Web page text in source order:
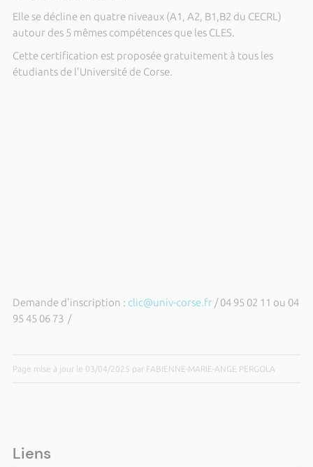
Elle se décline en quatre niveaux (A1, A2, B1,B2 du CECRL)
autour des 5 mêmes compétences que les CLES.
Cette certification est proposée gratuitement à tous les
étudiants de l'Université de Corse.
Demande d'inscription : clic@univ-corse.fr/ 04 95 02 11 ou 04
95 45 06 73 /
Page mise à jour le 03/04/2025 par FABIENNE-MARIE-ANGE PERGOLA
Liens